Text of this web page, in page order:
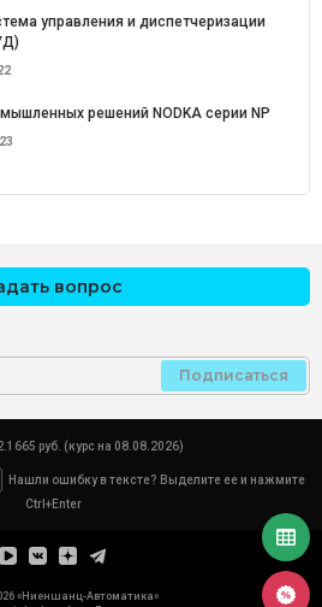
управления и диспетчеризации
решений NODKA серии NP
вопрос
Подписаться
руб. (курс на 08.08.2026)
Нашли ошибку в тексте? Выделите ее и нажмите
Ctrl+Enter
«Ниеншанц-Автоматика»